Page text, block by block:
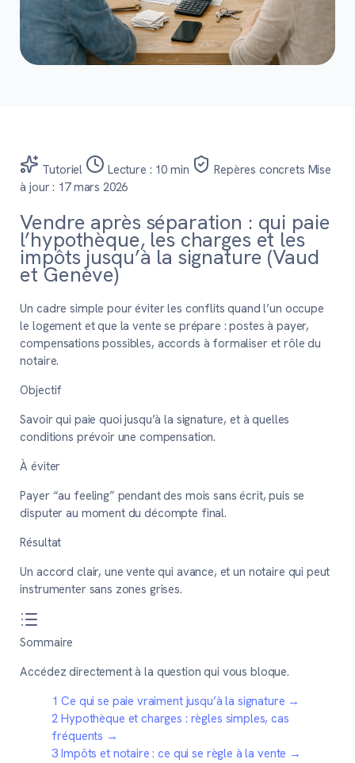
Tutoriel Lecture : 10 min Repères concrets Mise
à jour : 17 mars 2026
Vendre après séparation : qui paie
l’hypothèque, les charges et les
impôts jusqu’à la signature (Vaud
et Genève)
Un cadre simple pour éviter les conflits quand l’un occupe
le logement et que la vente se prépare : postes à payer,
compensations possibles, accords à formaliser et rôle du
notaire.
Objectif
Savoir qui paie quoi jusqu’à la signature, et à quelles
conditions prévoir une compensation.
À éviter
Payer “au feeling” pendant des mois sans écrit, puis se
disputer au moment du décompte final.
Résultat
Un accord clair, une vente qui avance, et un notaire qui peut
instrumenter sans zones grises.
Sommaire
Accédez directement à la question qui vous bloque.
1 Ce qui se paie vraiment jusqu’à la signature →
2 Hypothèque et charges : règles simples, cas
fréquents →
3 Impôts et notaire : ce qui se règle à la vente →